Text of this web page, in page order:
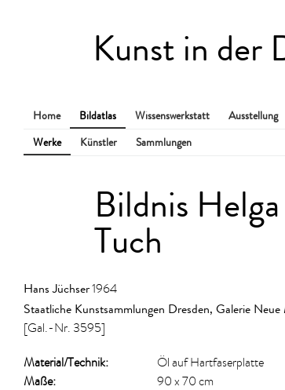
Kunst in der
Home Bildatlas Wissenswerkstatt
Ausstellung
Werke
Künstler Sammlungen
Bildnis
Tuch
Hans Jüchser1964
Staatliche Kunstsammlungen Dresden, Galerie
[Gal.-Nr. 3595]
Material/​Technik:
Öl auf Hartfaserplatte
Maße:
90 x 70 cm